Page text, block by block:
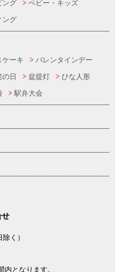
ング
ベビー・キッズ
ング
ケーキ
バレンタインデー
の日 盆提灯
ひな人形
駅弁大会
せ
く）
となります。